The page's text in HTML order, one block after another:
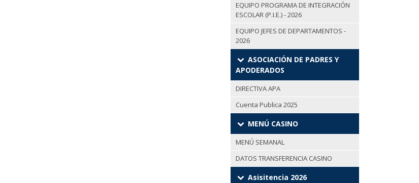
EQUIPO PROGRAMA DE INTEGRACIÓN
ESCOLAR (P.I.E.) - 2026
EQUIPO JEFES DE DEPARTAMENTOS -
2026
ASOCIACIÓN DE PADRES Y
APODERADOS
DIRECTIVA APA
Cuenta Publica 2025
MENÚ CASINO
MENÚ SEMANAL
DATOS TRANSFERENCIA CASINO
Asisitencia 2026